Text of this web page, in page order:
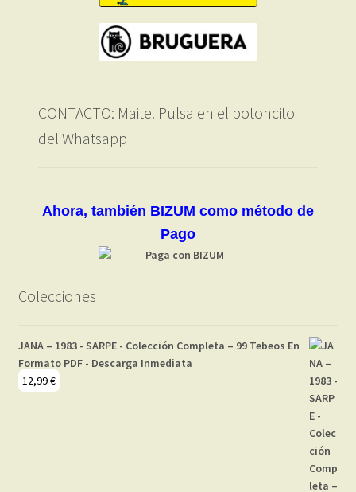
CONTACTO: Maite. Pulsa en el botoncito
del Whatsapp
Ahora, también BIZUM como método de
Pago
Colecciones
JANA – 1983 - SARPE - Colección Completa – 99 Tebeos En
Formato PDF - Descarga Inmediata
12,99€